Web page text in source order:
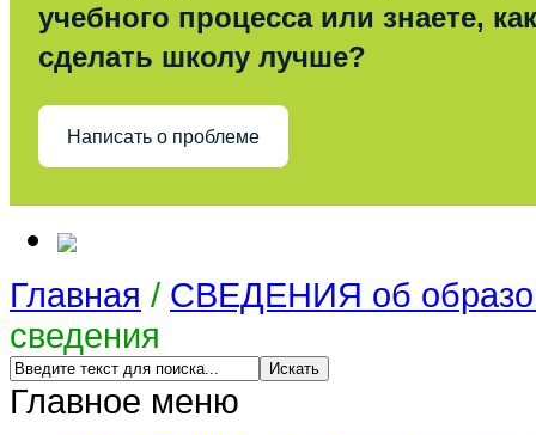
учебного процесса или знаете, как
сделать школу лучше?
Написать о проблеме
Главная / СВЕДЕНИЯ об
сведения
Главное меню